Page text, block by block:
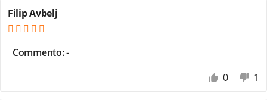
Filip Avbelj
Commento:-
0
1